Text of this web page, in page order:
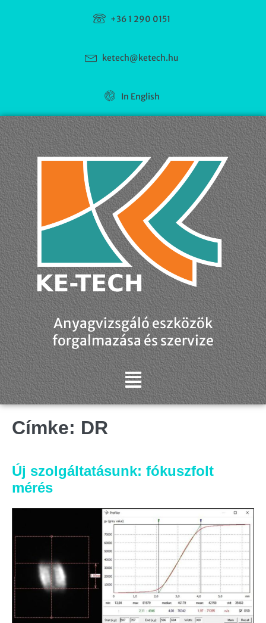
+36 1 290 0151
ketech@ketech.hu
In English
Anyagvizsgáló eszközök
forgalmazása és szervize
Címke: DR
Új szolgáltatásunk: fókuszfolt
mérés